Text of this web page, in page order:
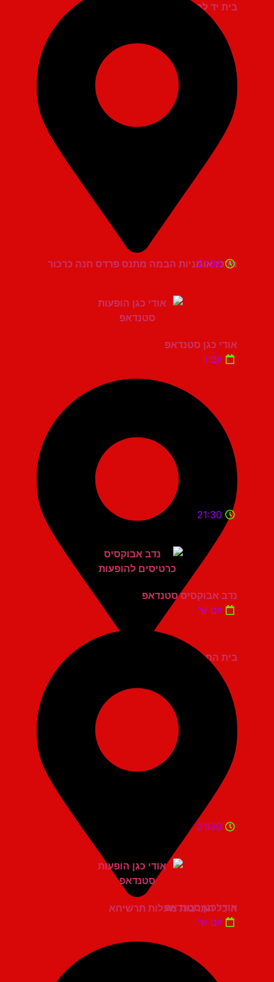
בית יד לבנים אשדוד
מרכז אומניות הבמה מתנס פרדס חנה כרכור
21:30
אודי כגן סטנדאפ
יום ו'
בית החייל תל אביב
21:30
נדב אבוקסיס סטנדאפ
יום ש'
היכל התרבות מעלות תרשיחא
21:30
אודי כגן סטנדאפ
יום ש'